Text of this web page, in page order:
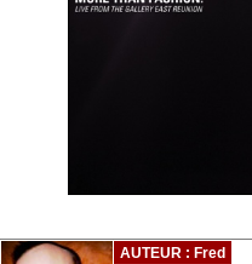
AUTEUR : Fred